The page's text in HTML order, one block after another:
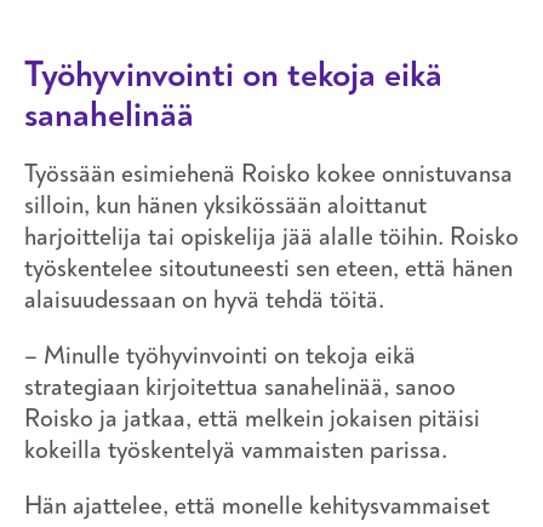
Työhyvinvointi on tekoja eikä
sanahelinää
Työssään esimiehenä Roisko kokee onnistuvansa
silloin, kun hänen yksikössään aloittanut
harjoittelija tai opiskelija jää alalle töihin. Roisko
työskentelee sitoutuneesti sen eteen, että hänen
alaisuudessaan on hyvä tehdä töitä.
– Minulle työhyvinvointi on tekoja eikä
strategiaan kirjoitettua sanahelinää, sanoo
Roisko ja jatkaa, että melkein jokaisen pitäisi
kokeilla työskentelyä vammaisten parissa.
Hän ajattelee, että monelle kehitysvammaiset